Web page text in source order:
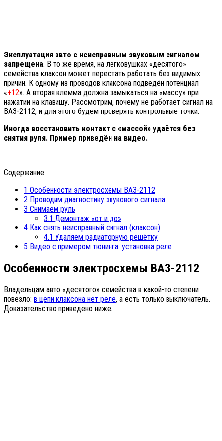
Эксплуатация авто с неисправным звуковым сигналом
запрещена. В то же время, на легковушках «десятого»
семейства клаксон может перестать работать без видимых
причин. К одному из проводов клаксона подведён потенциал
«+12». А вторая клемма должна замыкаться на «массу» при
нажатии на клавишу. Рассмотрим, почему не работает сигнал на
ВАЗ-2112, и для этого будем проверять контрольные точки.
Иногда восстановить контакт с «массой» удаётся без
снятия руля. Пример приведён на видео.
Содержание
1 Особенности электросхемы ВАЗ-2112
2 Проводим диагностику звукового сигнала
3 Снимаем руль
3.1 Демонтаж «от и до»
4 Как снять неисправный сигнал (клаксон)
4.1 Удаляем радиаторную решётку
5 Видео с примером тюнинга: установка реле
Особенности электросхемы ВАЗ-2112
Владельцам авто «десятого» семейства в какой-то степени
повезло: в цепи клаксона нет реле, а есть только выключатель.
Доказательство приведено ниже.